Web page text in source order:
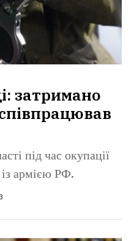
затримано
під час окупації
армією РФ.